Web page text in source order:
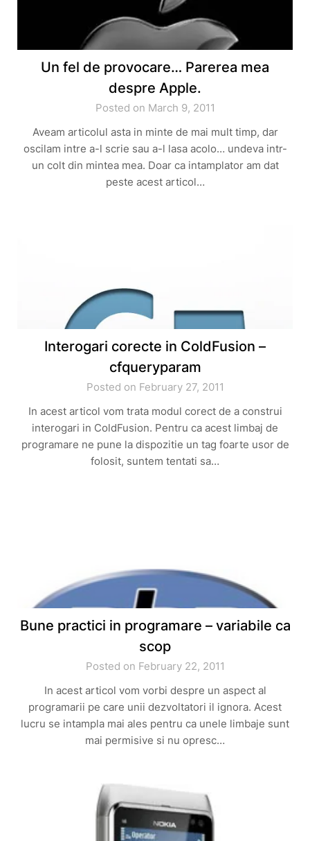
Un fel de provocare… Parerea mea
despre Apple.
Posted on March 9, 2011
Aveam articolul asta in minte de mai mult timp, dar
oscilam intre a-l scrie sau a-l lasa acolo… undeva intr-
un colt din mintea mea. Doar ca intamplator am dat
peste acest articol…
Interogari corecte in ColdFusion –
cfqueryparam
Posted on February 27, 2011
In acest articol vom trata modul corect de a construi
interogari in ColdFusion. Pentru ca acest limbaj de
programare ne pune la dispozitie un tag foarte usor de
folosit, suntem tentati sa…
Bune practici in programare – variabile ca
scop
Posted on February 22, 2011
In acest articol vom vorbi despre un aspect al
programarii pe care unii dezvoltatori il ignora. Acest
lucru se intampla mai ales pentru ca unele limbaje sunt
mai permisive si nu opresc…